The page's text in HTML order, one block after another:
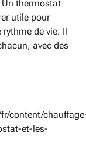
thermostat
utile pour
de vie. Il
avec des
content/
et-les-